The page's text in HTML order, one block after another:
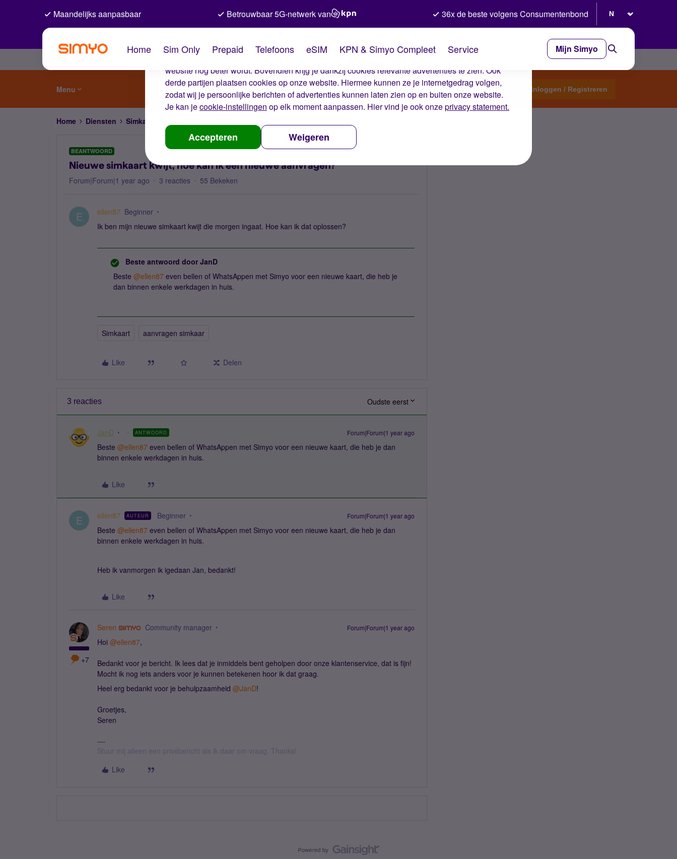
De cookies van Simyo
Wij gebruiken cookies op onze website. Met deze cookies zorgen wij ervoor dat je ervaring op de
website nog beter wordt. Bovendien krijg je dankzij cookies relevante advertenties te zien. Ook
derde partijen plaatsen cookies op onze website. Hiermee kunnen ze je internetgedrag volgen,
zodat wij je persoonlijke berichten of advertenties kunnen laten zien op en buiten onze website.
Je kan jecookie-instellingen op elk moment aanpassen. Hier vind je ook onzeprivacy statement.
Accepteren Weigeren
Maandelijks aanpasbaar Betrouwbaar 5G-netwerk van 36x de beste volgens Consumentenbond
Home Sim Only Prepaid Telefoons eSIM KPN & Simyo Compleet Service Mijn Simyo
Menu Start een topic Inloggen / Registreren
Home Diensten Simkaart en eSIM
BEANTWOORD
Nieuwe simkaart kwijt, hoe kan ik een nieuwe aanvragen?
Forum|Forum|1 year ago 3 reacties 55 Bekeken
E ellen87 Beginner
Ik ben mijn nieuwe simkaart kwijt die morgen ingaat. Hoe kan ik dat oplossen?
Beste antwoord door JanD
Beste ​ @ellen87 even bellen of WhatsAppen met Simyo voor een nieuwe kaart, die heb je
dan binnen enkele werkdagen in huis.
Simkaart aanvragen simkaar
Like Delen
3 reacties Oudste eerst
JanD ANTWOORD Forum|Forum|1 year ago
Beste ​ @ellen87 even bellen of WhatsAppen met Simyo voor een nieuwe kaart, die heb je dan
binnen enkele werkdagen in huis.
Like
E ellen87 AUTEUR Beginner Forum|Forum|1 year ago
Beste ​ @ellen87 even bellen of WhatsAppen met Simyo voor een nieuwe kaart, die heb je dan
binnen enkele werkdagen in huis.
Heb ik vanmorgen ik igedaan Jan, bedankt!
Like
+7
Seren Community manager Forum|Forum|1 year ago
Hoi ​ @ellen87,
Bedankt voor je bericht. Ik lees dat je inmiddels bent geholpen door onze klantenservice, dat is fijn!
Mocht ik nog iets anders voor je kunnen betekenen hoor ik dat graag.
Heel erg bedankt voor je behulpzaamheid ​ @JanD!
Groetjes,
Seren
Stuur mij alleen een privébericht als ik daar om vraag. Thanks!
Like